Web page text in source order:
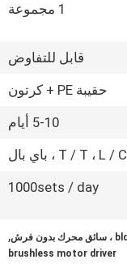
1 مجموعة
قابل للتفاوض
حقيبة PE + كرتون
5-10 أيام
T / T ، L / C ، باي بال
1000sets / day
,
brushless motor driver